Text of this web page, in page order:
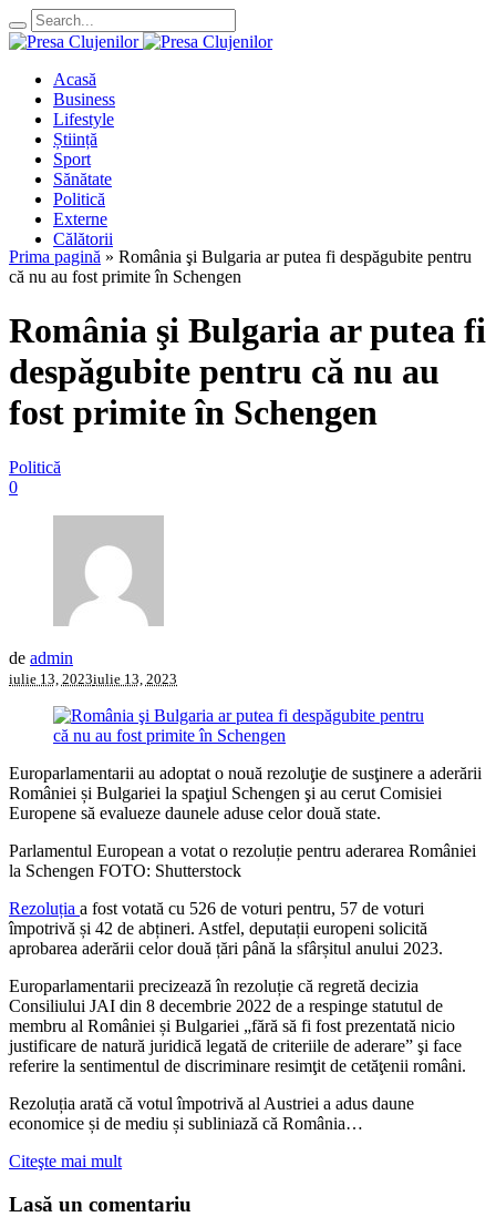
Acasă
Business
Lifestyle
Știință
Sport
Sănătate
Politică
Externe
Călătorii
Prima pagină » România şi Bulgaria ar putea fi despăgubite pentru
că nu au fost primite în Schengen
România şi Bulgaria ar putea fi
despăgubite pentru că nu au
fost primite în Schengen
Politică
0
de admin
iulie 13, 2023iulie 13, 2023
Europarlamentarii au adoptat o nouă rezoluţie de susţinere a aderării
României și Bulgariei la spaţiul Schengen şi au cerut Comisiei
Europene să evalueze daunele aduse celor două state.
Parlamentul European a votat o rezoluție pentru aderarea României
la Schengen FOTO: Shutterstock
Rezoluția a fost votată cu 526 de voturi pentru, 57 de voturi
împotrivă și 42 de abțineri. Astfel, deputații europeni solicită
aprobarea aderării celor două țări până la sfârșitul anului 2023.
Europarlamentarii precizează în rezoluție că regretă decizia
Consiliului JAI din 8 decembrie 2022 de a respinge statutul de
membru al României și Bulgariei „fără să fi fost prezentată nicio
justificare de natură juridică legată de criteriile de aderare” şi face
referire la sentimentul de discriminare resimţit de cetăţenii români.
Rezoluția arată că votul împotrivă al Austriei a adus daune
economice și de mediu și subliniază că România…
Citeşte mai mult
Lasă un comentariu